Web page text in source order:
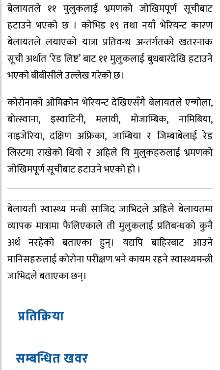
बेलायतले ११ मुलुकलाई भ्रमणको जोखिमपूर्ण सूचीबाट
हटाउने भएको छ । कोभिड १९ तथा नयाँ भेरियन्ट कारण
बेलायतले लयाएको यात्रा प्रतिवन्ध अन्तर्गतको खतरनाक
सूची अर्थात ‘रेड लिष्ट’ बाट ११ मुलुकलाई बुधबारदेखि हटाउने
भएको बीबीसीले उल्लेख गरेको छ।
कोरोनाको ओमिक्रोन भेरियन्ट देखिएसँगै बेलायतले एन्गोला,
बोत्स्वाना, इस्वाटिनी, मलावी, मोजाम्बिक, नामिबिया,
नाइजेरिया, दक्षिण अफ्रिका, जाम्बिया र जिम्बाबेलाई रेड
लिस्टमा राखेको थियो र अहिले यि मुलुकहरुलाई भ्रमणको
जोखिमपूर्ण सूचीबाट हटाउने भएको हो ।
बेलायती स्वास्थ्य मन्त्री साजिद जाभिदले अहिले बेलायतमा
व्यापक मात्रामा फैलिएकाले ती मुलुकलाई प्रतिबन्धको कुनै
अर्थ नरहेको बताएका हुन्। यद्यपि बाहिरबाट आउने
मानिसहरुलाई कोरोना परीक्षण भने कायम रहने स्वास्थ्यमन्त्री
जाभिदले बताएका छन्।
प्रतिक्रिया
सम्बन्धित खवर